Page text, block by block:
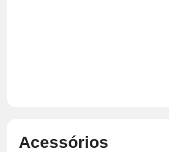
Acessórios